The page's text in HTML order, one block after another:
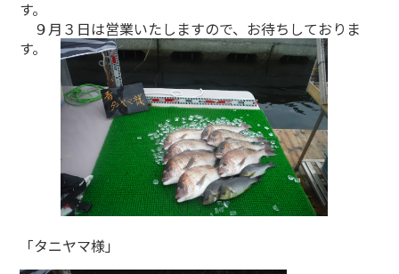
す。
９月３日は営業いたしますので、お待ちしておりま
す。
「タニヤマ様」